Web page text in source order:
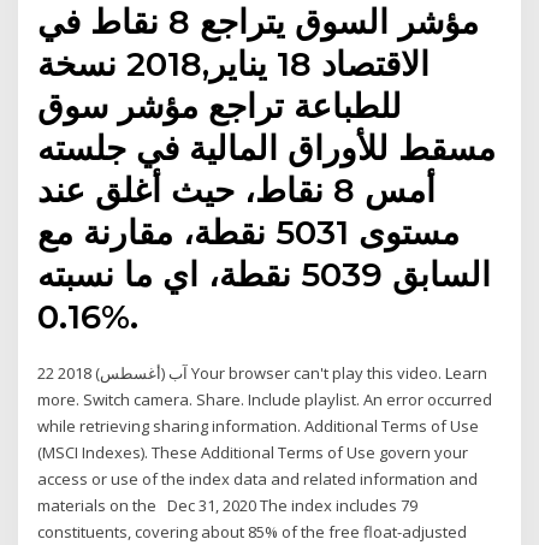
مؤشر السوق يتراجع 8 نقاط في
الاقتصاد 18 يناير,2018 نسخة
للطباعة تراجع مؤشر سوق
مسقط للأوراق المالية في جلسته
أمس 8 نقاط، حيث أغلق عند
مستوى 5031 نقطة، مقارنة مع
السابق 5039 نقطة، اي ما نسبته
0.16%.
22 آب (أغسطس) 2018 Your browser can't play this video. Learn
more. Switch camera. Share. Include playlist. An error occurred
while retrieving sharing information. Additional Terms of Use
(MSCI Indexes). These Additional Terms of Use govern your
access or use of the index data and related information and
materials on the Dec 31, 2020 The index includes 79
constituents, covering about 85% of the free float-adjusted